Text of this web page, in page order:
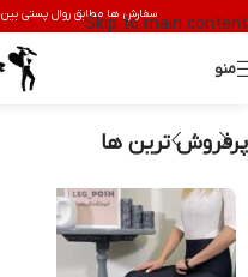
Skip to main contentسفارش ها مطابق روال پستی بین 2 تا 6 روز کاری به دست شما خواهد رسید.
منو
پرفروش ترین ها